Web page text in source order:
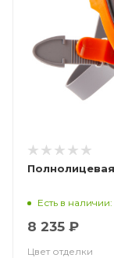
Есть в наличии:
8 235 ₽
Цвет отделки